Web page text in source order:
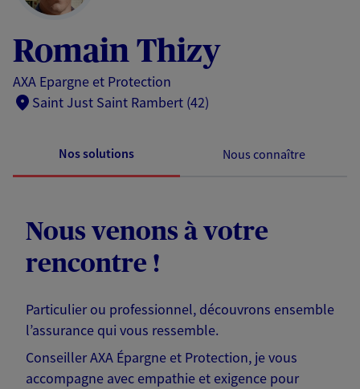
Romain Thizy
AXA Epargne et Protection
Saint Just Saint Rambert (42)
Nos solutions Nous connaître
Nous venons à votre
rencontre !
Particulier ou professionnel, découvrons ensemble
l’assurance qui vous ressemble.
Conseiller AXA Épargne et Protection, je vous
accompagne avec empathie et exigence pour